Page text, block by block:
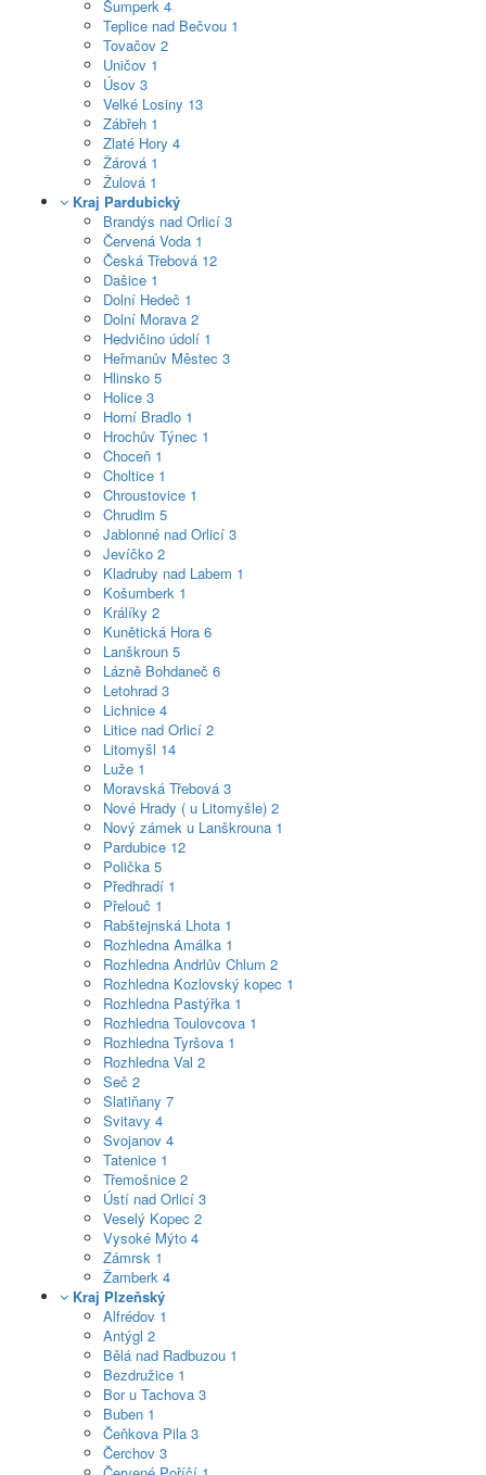
Šumperk 4
Teplice nad Bečvou 1
Tovačov 2
Uničov 1
Úsov 3
Velké Losiny 13
Zábřeh 1
Zlaté Hory 4
Žárová 1
Žulová 1
Kraj Pardubický
Brandýs nad Orlicí 3
Červená Voda 1
Česká Třebová 12
Dašice 1
Dolní Hedeč 1
Dolní Morava 2
Hedvičino údolí 1
Heřmanův Městec 3
Hlinsko 5
Holice 3
Horní Bradlo 1
Hrochův Týnec 1
Choceň 1
Choltice 1
Chroustovice 1
Chrudim 5
Jablonné nad Orlicí 3
Jevíčko 2
Kladruby nad Labem 1
Košumberk 1
Králíky 2
Kunětická Hora 6
Lanškroun 5
Lázně Bohdaneč 6
Letohrad 3
Lichnice 4
Litice nad Orlicí 2
Litomyšl 14
Luže 1
Moravská Třebová 3
Nové Hrady ( u Litomyšle) 2
Nový zámek u Lanškrouna 1
Pardubice 12
Polička 5
Předhradí 1
Přelouč 1
Rabštejnská Lhota 1
Rozhledna Amálka 1
Rozhledna Andrlův Chlum 2
Rozhledna Kozlovský kopec 1
Rozhledna Pastýřka 1
Rozhledna Toulovcova 1
Rozhledna Tyršova 1
Rozhledna Val 2
Seč 2
Slatiňany 7
Svitavy 4
Svojanov 4
Tatenice 1
Třemošnice 2
Ústí nad Orlicí 3
Veselý Kopec 2
Vysoké Mýto 4
Zámrsk 1
Žamberk 4
Kraj Plzeňský
Alfrédov 1
Antýgl 2
Bělá nad Radbuzou 1
Bezdružice 1
Bor u Tachova 3
Buben 1
Čeňkova Pila 3
Čerchov 3